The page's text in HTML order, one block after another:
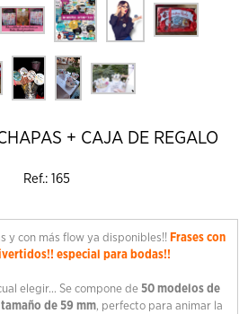
+ CAJA DE REGALO
Ref.: 165
y con más flow ya disponibles!! Frases con
especial para bodas!!
elegir... Se compone de50 modelos de
de 59 mm, perfecto para animar la